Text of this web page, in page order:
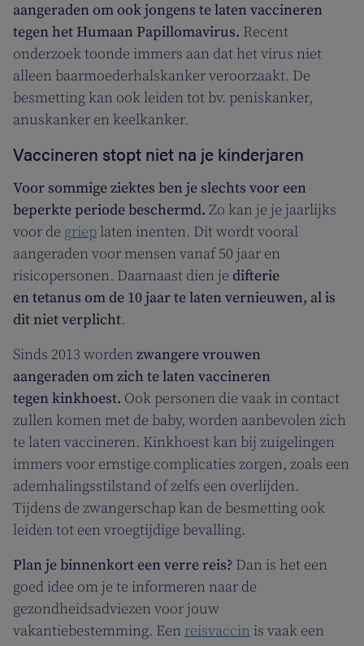
aangeraden om ook jongens te laten vaccineren
tegen het Humaan Papillomavirus. Recent
onderzoek toonde immers aan dat het virus niet
alleen baarmoederhalskanker veroorzaakt. De
besmetting kan ook leiden tot bv. peniskanker,
anuskanker en keelkanker.
Vaccineren stopt niet na je kinderjaren
Voor sommige ziektes ben je slechts voor een
beperkte periode beschermd. Zo kan je je jaarlijks
voor de grieplaten inenten. Dit wordt vooral
aangeraden voor mensen vanaf 50 jaar en
risicopersonen. Daarnaast dien je difterie
en tetanus om de 10 jaar te laten vernieuwen, al is
dit niet verplicht.
Sinds 2013 worden zwangere vrouwen
aangeraden om zich te laten vaccineren
tegen kinkhoest. Ook personen die vaak in contact
zullen komen met de baby, worden aanbevolen zich
te laten vaccineren. Kinkhoest kan bij zuigelingen
immers voor ernstige complicaties zorgen, zoals een
ademhalingsstilstand of zelfs een overlijden.
Tijdens de zwangerschap kan de besmetting ook
leiden tot een vroegtijdige bevalling.
Plan je binnenkort een verre reis? Dan is het een
goed idee om je te informeren naar de
gezondheidsadviezen voor jouw
vakantiebestemming. Een reisvaccin is vaak een